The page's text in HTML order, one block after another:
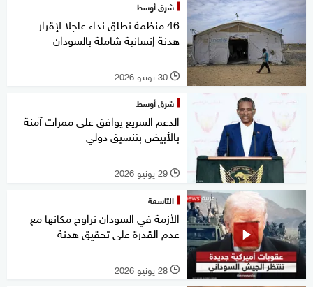
شرق أوسط
46 منظمة تطلق نداء عاجلا لإقرار
هدنة إنسانية شاملة بالسودان
l 30 يونيو 2026
شرق أوسط
الدعم السريع يوافق على ممرات آمنة
بالأبيض بتنسيق دولي
l 29 يونيو 2026
التاسعة
الأزمة في السودان تراوح مكانها مع
عدم القدرة على تحقيق هدنة
l 28 يونيو 2026